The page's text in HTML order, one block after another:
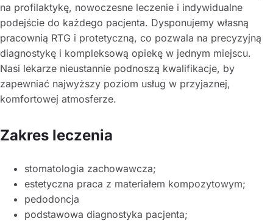
na profilaktykę, nowoczesne leczenie i indywidualne
podejście do każdego pacjenta. Dysponujemy własną
pracownią RTG i protetyczną, co pozwala na precyzyjną
diagnostykę i kompleksową opiekę w jednym miejscu.
Nasi lekarze nieustannie podnoszą kwalifikacje, by
zapewniać najwyższy poziom usług w przyjaznej,
komfortowej atmosferze.
Zakres leczenia
stomatologia zachowawcza;
estetyczna praca z materiałem kompozytowym;
pedodoncja
podstawowa diagnostyka pacjenta;